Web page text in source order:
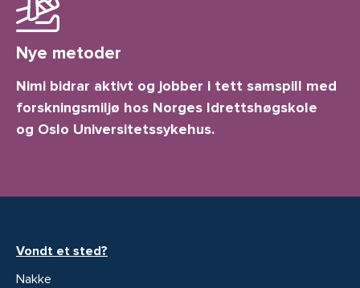
Nye metoder
Nimi bidrar aktivt og jobber i tett samspill med
forskningsmiljø hos Norges Idrettshøgskole
og Oslo Universitetssykehus.
Vondt et sted?
Nakke